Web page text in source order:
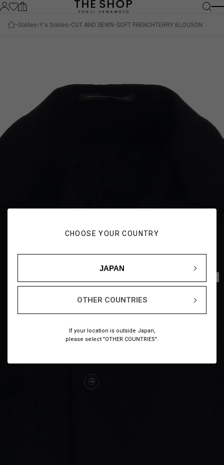
CHOOSE YOUR COUNTRY
JAPAN
OTHER COUNTRIES
If your location is outside Japan,
please select "OTHER COUNTRIES".
0
Soldes Y's Soldes CUT AND SEWN SOFT FRENCHTERRY BLOUSON